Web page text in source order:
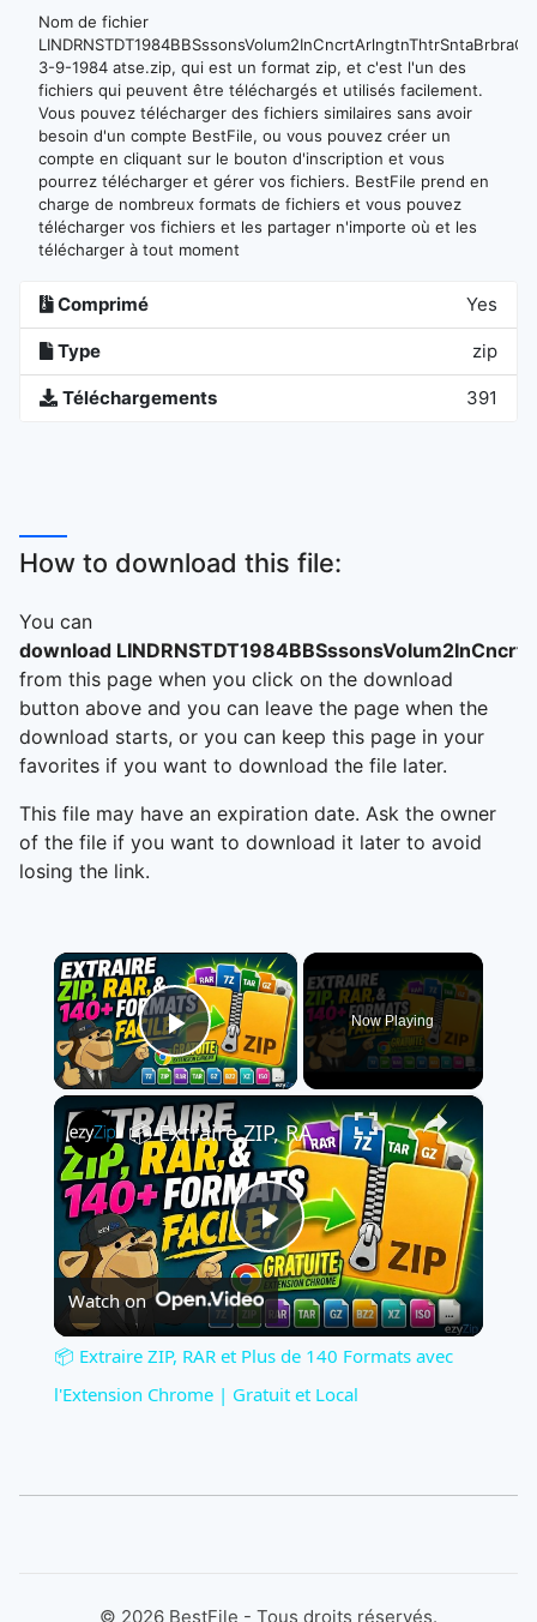
Nom de fichier
3-9-1984 atse.zip, qui est un format zip, et c'est l'un des
fichiers qui peuvent être téléchargés et utilisés facilement.
Vous pouvez télécharger des fichiers similaires sans avoir
besoin d'un compte BestFile, ou vous pouvez créer un
compte en cliquant sur le bouton d'inscription et vous
pourrez télécharger et gérer vos fichiers. BestFile prend en
charge de nombreux formats de fichiers et vous pouvez
télécharger vos fichiers et les partager n'importe où et les
télécharger à tout moment
Comprimé Yes
Type zip
Téléchargements 391
How to download this file:
You can
download
from this page when you click on the download
button above and you can leave the page when the
download starts, or you can keep this page in your
favorites if you want to download the file later.
This file may have an expiration date. Ask the owner
of the file if you want to download it later to avoid
losing the link.
×
Play Video
Now Playing
×
Play
Video
📦 Extraire ZIP, RAR et Plus de 140 Formats avec l'Extension Chrome | Gratuit et Local
Watch on
📦 Extraire ZIP, RAR et Plus de 140 Formats avec
l'Extension Chrome | Gratuit et Local
© 2026 BestFile - Tous droits réservés.